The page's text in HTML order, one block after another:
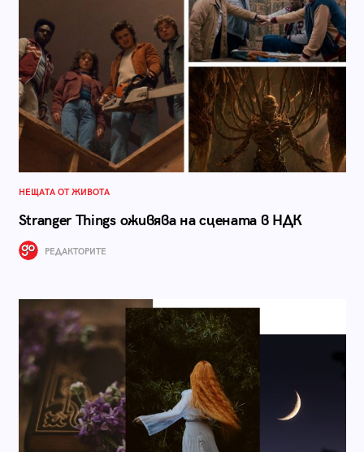
НЕЩАТА ОТ ЖИВОТА
Stranger Things оживява на сцената в НДК
РЕДАКТОРИТЕ